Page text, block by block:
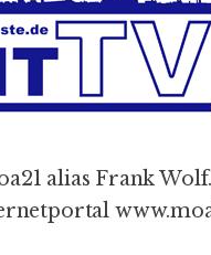
alias Frank